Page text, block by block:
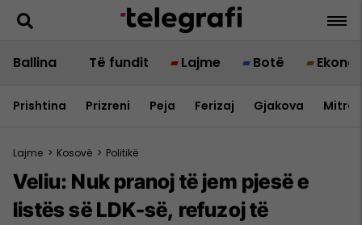
Ballina Të fundit Lajme Botë
Prishtina Prizreni Peja Ferizaj Gjakova
Lajme > Kosovë > Politikë
Veliu: Nuk pranoj të jem pjesë e
listës së LDK-së, refuzoj të